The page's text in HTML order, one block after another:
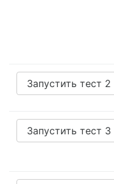
Запустить тест 2
Запустить тест 3